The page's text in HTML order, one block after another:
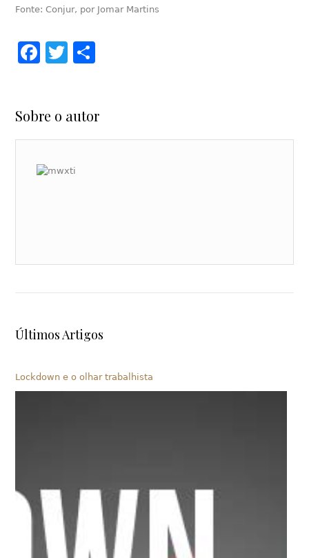
Fonte: Conjur, por Jomar Martins
Facebook
Twitter
Sobre o autor
Últimos Artigos
Lockdown e o olhar trabalhista